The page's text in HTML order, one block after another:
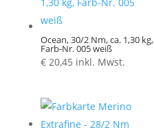
Ocean, 30/2 Nm, ca. 1,30 kg,
Farb-Nr. 005 weiß
€20,45 inkl. Mwst.